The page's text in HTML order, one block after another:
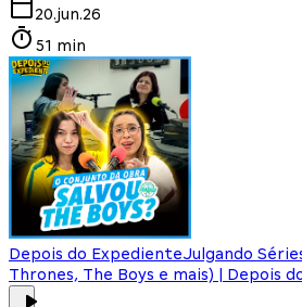
20.jun.26
51 min
Depois do ExpedienteJulgando
Thrones, The Boys e mais) | Depois